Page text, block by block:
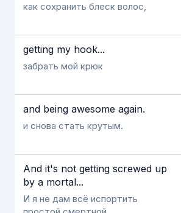
как сохранить блеск волос,
getting my hook...
забрать мой крюк
and being awesome again.
и снова стать крутым.
And it's not getting screwed up
by a mortal...
И я не дам всё испортить